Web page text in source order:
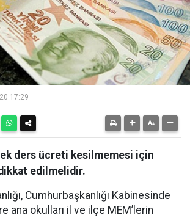
17:29
ders ücreti kesilmemesi için
edilmelidir.
Cumhurbaşkanlığı Kabinesinde
ana okulları il ve ilçe MEM’lerin